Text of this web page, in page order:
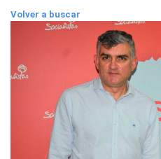
Volver a buscar